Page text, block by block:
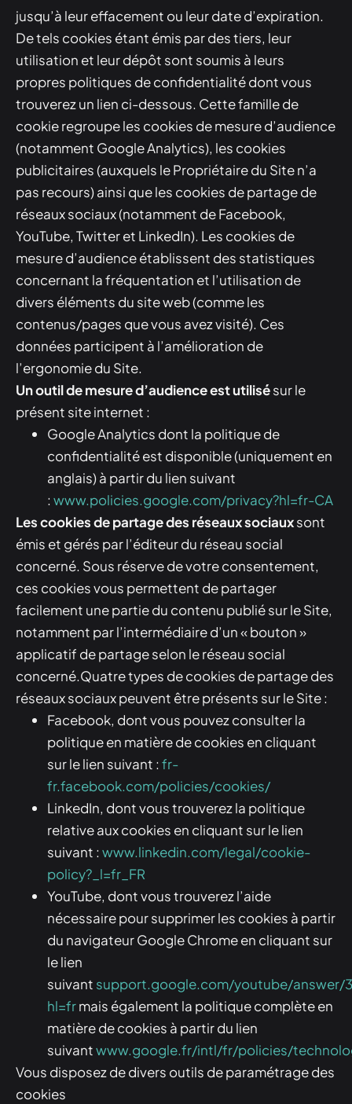
jusqu’à leur effacement ou leur date d’expiration.
De tels cookies étant émis par des tiers, leur
utilisation et leur dépôt sont soumis à leurs
propres politiques de confidentialité dont vous
trouverez un lien ci-dessous. Cette famille de
cookie regroupe les cookies de mesure d’audience
(notamment Google Analytics), les cookies
publicitaires (auxquels le Propriétaire du Site n’a
pas recours) ainsi que les cookies de partage de
réseaux sociaux (notamment de Facebook,
YouTube, Twitter et LinkedIn). Les cookies de
mesure d’audience établissent des statistiques
concernant la fréquentation et l’utilisation de
divers éléments du site web (comme les
contenus/pages que vous avez visité). Ces
données participent à l’amélioration de
l’ergonomie du Site.
Un outil de mesure d’audience est utilisésur le
présent site internet :
Google Analytics dont la politique de
confidentialité est disponible (uniquement en
anglais) à partir du lien suivant
:www.policies.google.com/privacy?hl=fr-CA
Les cookies de partage des réseaux sociauxsont
émis et gérés par l’éditeur du réseau social
concerné. Sous réserve de votre consentement,
ces cookies vous permettent de partager
facilement une partie du contenu publié sur le Site,
notamment par l’intermédiaire d’un « bouton »
applicatif de partage selon le réseau social
concerné.Quatre types de cookies de partage des
réseaux sociaux peuvent être présents sur le Site :
Facebook, dont vous pouvez consulter la
politique en matière de cookies en cliquant
sur le lien suivant :fr-
fr.facebook.com/policies/cookies/
LinkedIn, dont vous trouverez la politique
relative aux cookies en cliquant sur le lien
suivant :www.linkedin.com/legal/cookie-
policy?_l=fr_FR
YouTube, dont vous trouverez l’aide
nécessaire pour supprimer les cookies à partir
du navigateur Google Chrome en cliquant sur
le lien
suivant support.google.com/youtube/answer/
hl=frmais également la politique complète en
matière de cookies à partir du lien
suivantwww.google.fr/intl/fr/policies/
Vous disposez de divers outils de paramétrage des
cookies